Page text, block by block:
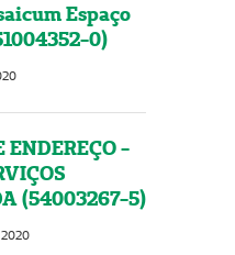
Espaço
0)
-
(54003267-5)